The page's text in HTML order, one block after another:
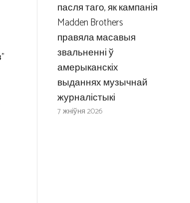
пасля таго, як кампанія
Madden Brothers
правяла масавыя
звальненні ў
амерыканскіх
выданнях музычнай
журналістыкі
7 жніўня 2026